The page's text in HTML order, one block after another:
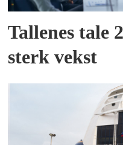
Tallenes tale
sterk vekst